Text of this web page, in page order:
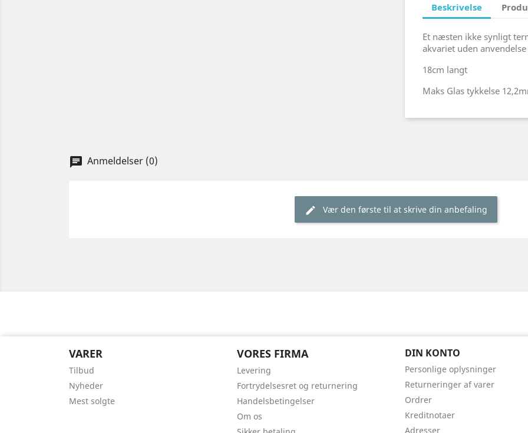
Beskrivelse
Et næsten ikke synligt
akvariet uden
18cm langt
Maks Glas tykkelse
Anmeldelser (0)
Vær den første til at skrive din anbefaling
VARER
Tilbud
Nyheder
Mest solgte
VORES FIRMA
Levering
Fortrydelsesret og returnering
Handelsbetingelser
Om os
DIN KONTO
Personlige oplysninger
Returneringer af varer
Ordrer
Kreditnotaer
Adresser